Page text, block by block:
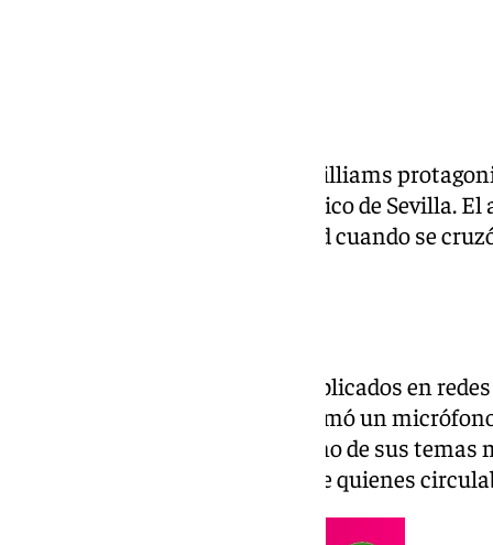
El cantante británico Robbie Williams
sorpresa en pleno centro histórico de Sevilla.
por el casco antiguo de la ciudad cuando se
Según recogen varios vídeos publicados en
sumarse a la interpretación. Tomó un
tocaba los acordes de Angels, uno de sus
cantaron juntos la canción ante quienes